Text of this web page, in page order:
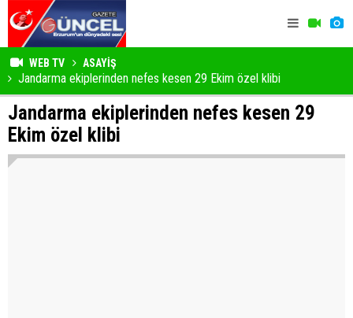
WEB TV ASAYİŞ
Jandarma ekiplerinden nefes kesen 29 Ekim özel klibi
Jandarma ekiplerinden nefes kesen 29
Ekim özel klibi